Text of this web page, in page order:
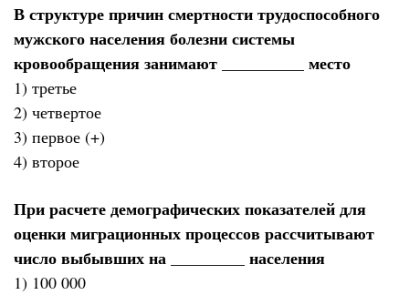
В структуре причин смертности трудоспособного
мужского населения болезни системы
кровообращения занимают __________ место
1) третье
2) четвертое
3) первое (+)
4) второе
При расчете демографических показателей для
оценки миграционных процессов рассчитывают
число выбывших на _________ населения
1) 100 000